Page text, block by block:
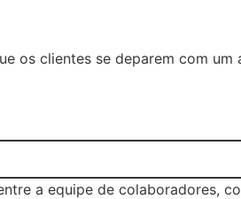
os clientes se deparem com um
a equipe de colaboradores,